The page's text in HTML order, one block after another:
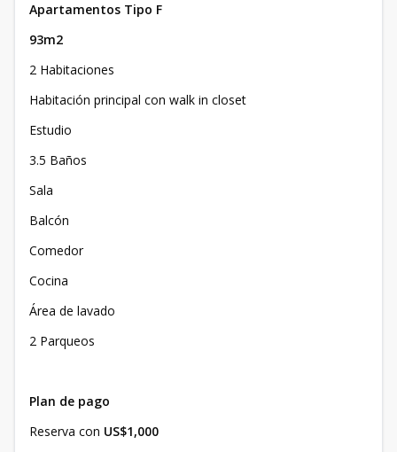
Apartamentos Tipo F
93m2
2 Habitaciones
Habitación principal con walk in closet
Estudio
3.5 Baños
Sala
Balcón
Comedor
Cocina
Área de lavado
2 Parqueos
Plan de pago
Reserva con US$1,000